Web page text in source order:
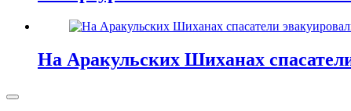
На Аракульских Шиханах